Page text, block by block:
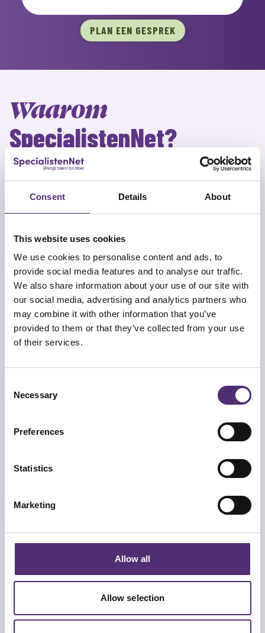
Consent Details About
This website uses cookies
We use cookies to personalise content and ads, to
provide social media features and to analyse our traffic.
We also share information about your use of our site with
our social media, advertising and analytics partners who
may combine it with other information that you’ve
provided to them or that they’ve collected from your use
of their services.
Selection
Necessary
Preferences
Statistics
Marketing
Allow all
Allow selection
PLAN EEN GESPREK
Waarom
SpecialistenNet?
Snelle toegang
een week.
Landelijke dekking
Gespecialiseerde en gecertificeerde
Effectieve trajecten op maat
Oplossingen met bewezen effect op maat
Persoonlijke aanpak
terugkeer naar de werkvloer zonder onnodig
lange trajecten.